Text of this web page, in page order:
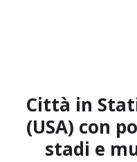
Città in
(USA) con
stadi e